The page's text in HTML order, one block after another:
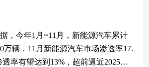
进一步收紧概率不高。随着资金缺口
关注后续降准可能，但补缺口式降准
债市仍未摆脱震荡走势，高频数据和
要关注点，方向偏不利，但空间有
，今年1月~11月，新能源汽车累计
万辆，11月新能源汽车市场渗透率17.
透率有望达到13%，超前逼近2025年